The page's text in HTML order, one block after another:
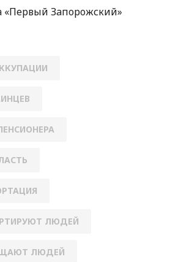
«Первый Зaпoрoжский»
ЛЮДЕЙ
ЛЮДЕЙ